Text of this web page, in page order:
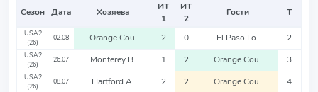
Сезон Дата Хозяева
ИТ
1
ИТ
2
Гости Т
USA2
(26)
02.08 Orange Cou 2 0 El Paso Lo 2
USA2
(26)
26.07 Monterey B 1 2 Orange Cou 3
USA2
(26)
08.07 Hartford A 2 2 Orange Cou 4